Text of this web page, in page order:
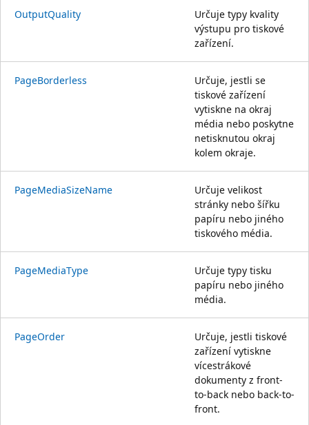
OutputQuality
Určuje typy kvality
výstupu pro tiskové
zařízení.
PageBorderless
Určuje, jestli se
tiskové zařízení
vytiskne na okraj
média nebo poskytne
netisknutou okraj
kolem okraje.
PageMediaSizeName
Určuje velikost
stránky nebo šířku
papíru nebo jiného
tiskového média.
PageMediaType
Určuje typy tisku
papíru nebo jiného
média.
PageOrder
Určuje, jestli tiskové
zařízení vytiskne
vícestrákové
dokumenty z front-
to-back nebo back-to-
front.